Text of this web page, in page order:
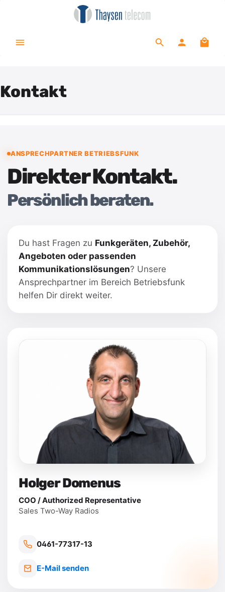
Kontakt
ANSPRECHPARTNER BETRIEBSFUNK
Direkter Kontakt.
Persönlich beraten.
Du hast Fragen zu Funkgeräten, Zubehör,
Angeboten oder passenden
Kommunikationslösungen? Unsere
Ansprechpartner im Bereich Betriebsfunk
helfen Dir direkt weiter.
Holger Domenus
COO / Authorized Representative
Sales Two-Way Radios
0461-77317-13
E-Mail senden